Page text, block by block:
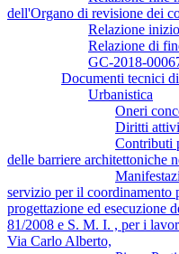
dell'Organo di revisione dei
Relazione
Relazione di
GC-2018-
Documenti tecnici
Urbanistica
Oneri
Diritti
Contributi
delle barriere architettoniche
servizio per il coordinamento
progettazione ed esecuzione
81/2008 e S. M. I. , per i
Via Carlo Alberto,